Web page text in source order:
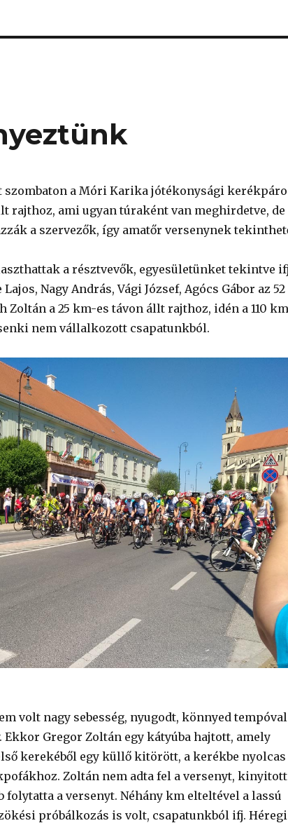
szombaton a Móri Karika jótékonysági
rajthoz, ami ugyan túraként van meghirdetve, de
a szervezők, így amatőr versenynek
a résztvevők, egyesületünket tekintve
Nagy András, Vági József, Agócs Gábor az 52
Zoltán a 25 km-es távon állt rajthoz, idén a 110
nem vállalkozott csapatunkból.
volt nagy sebesség, nyugodt, könnyed tempóval
Ekkor Gregor Zoltán egy kátyúba hajtott, amely
kerekéből egy küllő kitörött, a kerékbe nyolcas
Zoltán nem adta fel a versenyt,
folytatta a versenyt. Néhány km elteltével a lassú
próbálkozás is volt, csapatunkból ifj. Héregi